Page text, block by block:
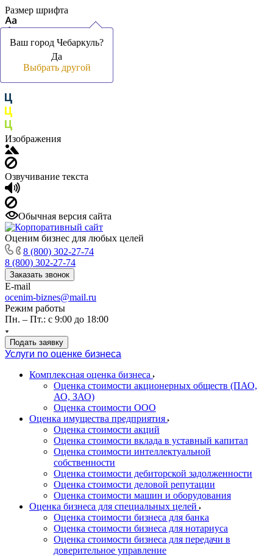
Размер шрифта
Цвет фона и шрифта
Изображения
Озвучивание текста
Обычная версия сайта
Оценим бизнес для любых целей
8 (800) 302-27-74
8 (800) 302-27-74
Заказать звонок
E-mail
ocenim-biznes@mail.ru
Режим работы
Пн. – Пт.: с 9:00 до 18:00
Подать заявку
Услуги по оценке бизнеса
Комплексная оценка бизнеса
Оценка стоимости акционерных обществ (ПАО,
АО, ЗАО)
Оценка стоимости ООО
Оценка имущества предприятия
Оценка стоимости акций
Оценка стоимости вклада в уставный капитал
Оценка стоимости интеллектуальной
собственности
Оценка стоимости дебиторской задолженности
Оценка стоимости деловой репутации
Оценка стоимости машин и оборудования
Оценка бизнеса для специальных целей
Оценка стоимости бизнеса для банка
Оценка стоимости бизнеса для нотариуса
Оценка стоимости бизнеса для передачи в
доверительное управление
Ваш город Чебаркуль?
Да
Выбрать другой
Ваш город Чебаркуль?
Да
Выбрать другой